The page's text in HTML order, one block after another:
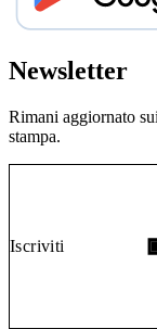
Newsletter
Rimani aggiornato
stampa.
Iscriviti